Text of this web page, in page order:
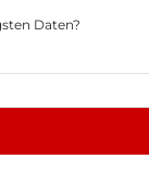
Daten?